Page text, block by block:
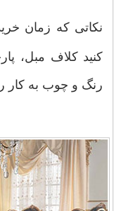
نکاتی که زمان
کنید کلاف مبل،
رنگ و چوب به کار